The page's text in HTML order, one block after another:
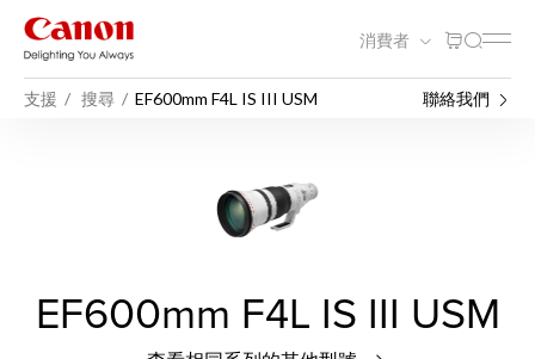
消費者
支援 搜尋 EF600mm F4L IS III USM 聯絡我們
EF600mm F4L IS III USM